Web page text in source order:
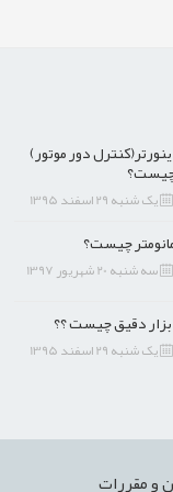
دور موتور)
یک شنبه 29 اسفند 1395
چیست؟
سه شنبه 20 شهریور 1397
دقیق چیست ؟؟
یک شنبه 29 اسفند 1395
و مقررات